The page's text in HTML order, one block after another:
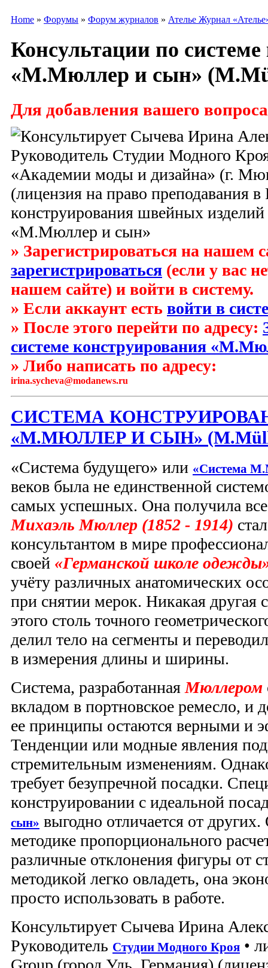
Home » Форумы » Форум журналов » Ателье Журнал
Консультации по системе
«М.Мюллер и сын»
Для добавления вашего
» Зарегистрироваться на нашем
зарегистрироваться (если у вас
нашем сайте) и войти в систему.
» Если аккаунт есть войти в
» После этого перейти по адресу:
системе конструирования
» Либо написать по адресу:
irina.sycheva@modanews.ru
СИСТЕМА
«М.МЮЛЛЕР И СЫН»
«Система будущего» или «Система
веков была не единственной
самых успешных. Она получила
Михаэль Мюллер (1852 - 1914)
консультантом в мире
своей «Германской школе
учёту различных анатомических
при снятии мерок. Никакая другая
этого столь точного
делил тело на сегменты и
в измерения длины и ширины.
Система, разработаннаяМюллером
вкладом в портновское ремесло, и
ее принципы остаются верными и
Тенденции или модные явления
стремительным изменениям.
требует безупречной посадки.
конструировании с идеальной
сын» выгодно отличается от
методике пропорционального
различные отклонения фигуры от
методикой легко овладеть, она
просто использовать в работе.
Консультирует Сычева Ирина
Руководитель Студии Модного Кроя •